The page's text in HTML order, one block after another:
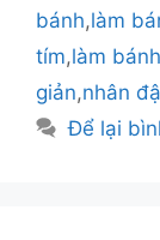
bánh,làm
tím,làm
giản,nhân
Để lại